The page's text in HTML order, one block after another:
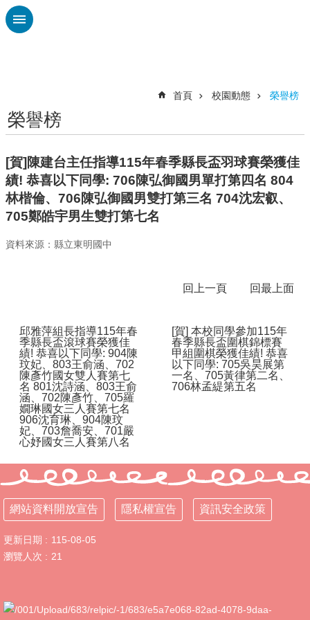
跳到主要內容區塊
校
布
告
欄
雲
林
縣
課
程
計
畫
115
學
年
學
生
量
管
制
辦
年
首頁 校園動態 榮譽榜
榮譽榜
[賀]陳建台主任指導115年春季縣長盃羽球賽榮獲佳
績! 恭喜以下同學: 706陳弘御國男單打第四名 804
林楷倫、706陳弘御國男雙打第三名 704沈宏叡、
705鄭皓宇男生雙打第七名
資料來源：縣立東明國中
回上一頁 回最上面
邱雅萍組長指導115年春
季縣長盃滾球賽榮獲佳
績! 恭喜以下同學: 904陳
玟妃、803王俞涵、702
陳彥竹國女雙人賽第七
名 801沈詩涵、803王俞
涵、702陳彥竹、705羅
嫺琳國女三人賽第七名
906沈育琳、904陳玟
妃、703詹喬安、701嚴
心妤國女三人賽第八名
[賀] 本校同學參加115年
春季縣長盃圍棋錦標賽
甲組圍棋榮獲佳績! 恭喜
以下同學: 705吳昊展第
一名、705黃律第二名、
706林孟緹第五名
網站資料開放宣告 隱私權宣告 資訊安全政策
更新日期
115-08-05
瀏覽人次
21